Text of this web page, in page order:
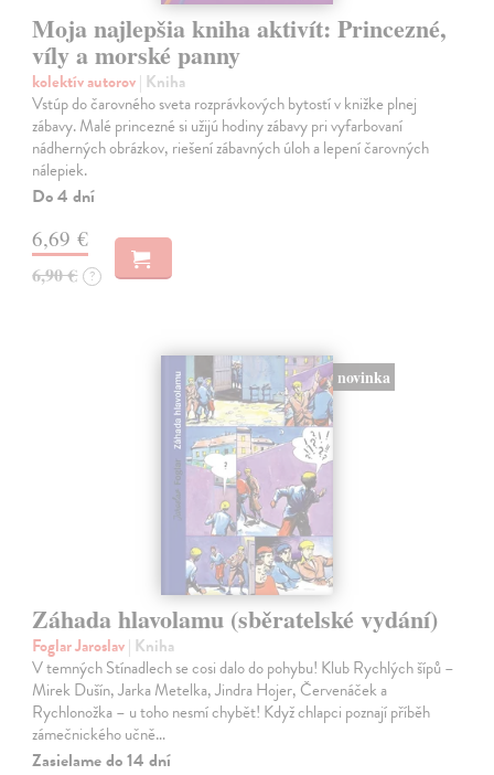
Moja najlepšia kniha aktivít: Princezné,
víly a morské panny
kolektív autorov| Kniha
Vstúp do čarovného sveta rozprávkových bytostí v knižke plnej
zábavy. Malé princezné si užijú hodiny zábavy pri vyfarbovaní
nádherných obrázkov, riešení zábavných úloh a lepení čarovných
nálepiek.
Do 4 dní
6,69 €
6,90 € ?
novinka
Záhada hlavolamu (sběratelské vydání)
Foglar Jaroslav| Kniha
V temných Stínadlech se cosi dalo do pohybu! Klub Rychlých šípů –
Mirek Dušín, Jarka Metelka, Jindra Hojer, Červenáček a
Rychlonožka – u toho nesmí chybět! Když chlapci poznají příběh
zámečnického učně…
Zasielame do 14 dní